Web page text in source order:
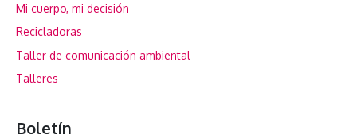
Mi cuerpo, mi decisión
Recicladoras
Taller de comunicación ambiental
Talleres
Boletín